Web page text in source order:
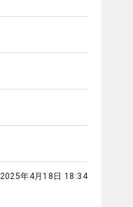
2025年4月18日 18:34